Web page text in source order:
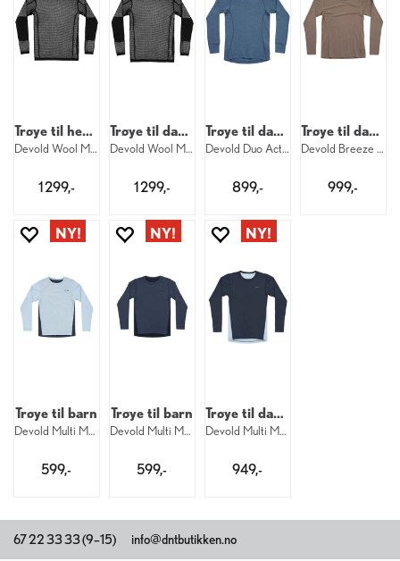
Trøye til herre
Devold Wool Mesh Pro Shirt M 950
1 299,-
Trøye til dame
Devold Wool Mesh Pro Shirt W 950
1 299,-
Trøye til dame
Devold Duo Active Merino Shirt W 445
899,-
Trøye til dame
Devold Breeze Merino Shirt W 696
999,-
Trøye til barn
Devold Multi Merino Shirt Kid 233
599,-
Trøye til barn
Devold Multi Merino Shirt Kid 287
599,-
Trøye til dame
Devold Multi Merino Shirt W 233
949,-
67 22 33 33 (9–15) info@dntbutikken.no